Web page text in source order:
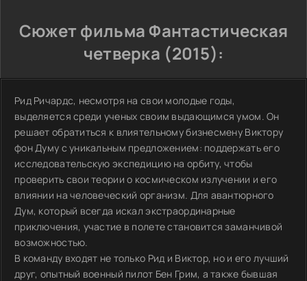
Сюжет фильма Фантастическая
четверка (2015):
Рид Ричардс, несмотря на свои молодые годы,
выделяется среди ученых своим выдающимся умом. Он
решает обратиться к влиятельному бизнесмену Виктору
фон Думу с уникальным предложением: поддержать его
исследовательскую экспедицию на орбиту, чтобы
проверить свои теории о космическом излучении и его
влиянии на человеческий организм. Для авантюрного
Дум, который всегда искал экстраординарные
приключения, участие в полете становится заманчивой
возможностью.
В команду входят не только Рид и Виктор, но и его лучший
друг, опытный военный пилот Бен Грим, а также бывшая